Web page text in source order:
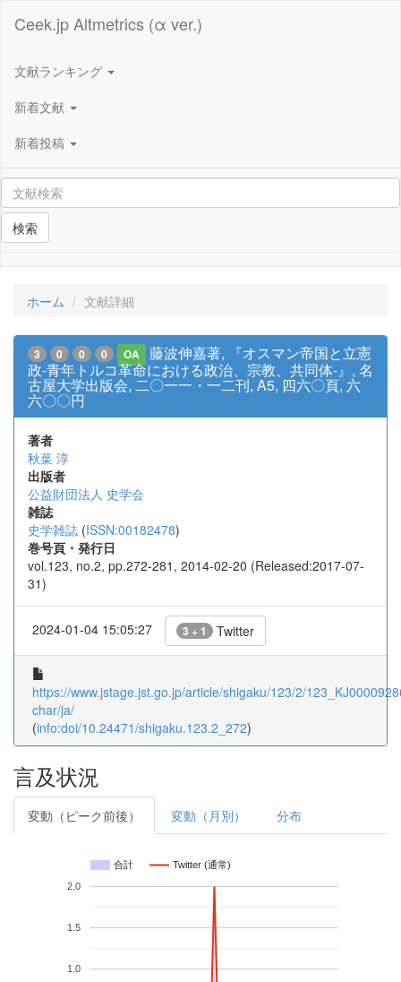
Ceek.jp Altmetrics (α ver.)
文献ランキング
新着文献
新着投稿
検索
ホーム 文献詳細
3 0 0 0 OA
藤波伸嘉著, 『オスマン帝国と立憲
政-青年トルコ革命における政治、宗教、共同体-』, 名
古屋大学出版会, 二〇一一・一二刊, A5, 四六〇頁, 六
六〇〇円
著者
秋葉 淳
出版者
公益財団法人 史学会
雑誌
史学雑誌 (ISSN:00182478)
巻号頁・発行日
vol.123, no.2, pp.272-281, 2014-02-20 (Released:2017-07-
31)
2024-01-04 15:05:27 3 + 1 Twitter
https://www.jstage.jst.go.jp/article/shigaku/123/2/
char/ja/
(info:doi/10.24471/shigaku.123.2_272)
言及状況
変動（ピーク前後） 変動（月別） 分布
合計 Twitter (通常)
1.0
1.5
2.0